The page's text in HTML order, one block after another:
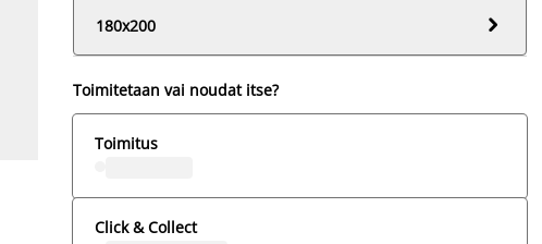
180x200

Toimitetaan vai noudat itse?
Toimitus
Click & Collect